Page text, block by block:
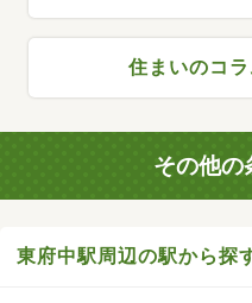
住まいのコ
その他の
東府中駅周辺の駅から探